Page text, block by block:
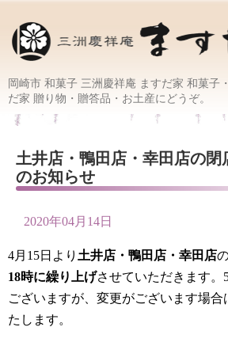
岡崎市 和菓子 三洲慶祥庵 ますだ家 和菓子
だ家 贈り物・贈答品・お土産にどうぞ。
土井店・鴨田店・幸田店の閉
のお知らせ
2020年04月14日
4月15日より 土井店・鴨田店・幸田店
18時に繰り上げさせていただきます。
ございますが、変更がございます場
たします。